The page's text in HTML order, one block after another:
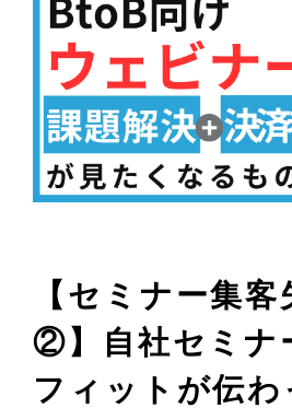
【セミナー集
②】自社セミナ
フィットが伝わ